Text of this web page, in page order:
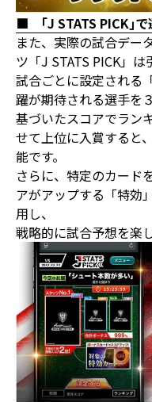
■ ｢J STATS PICK｣で
また、実際の試合デー
ツ「J STATS PICK」は
試合ごとに設定される
躍が期待される選手を
基づいたスコアでラン
せて上位に入賞すると
能です。
さらに、特定のカード
アがアップする「特効
用し、
戦略的に試合予想を楽